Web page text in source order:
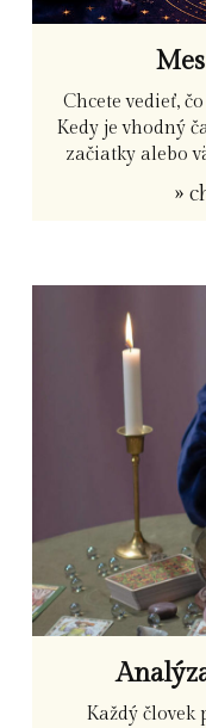
Chcete vedieť,
Kedy je vhodný
začiatky alebo
»
Každý človek